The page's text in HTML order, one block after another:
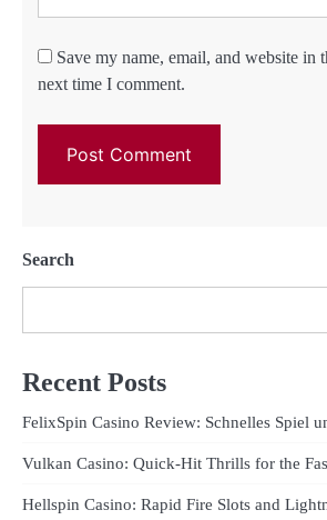
Save my name, email, and website in
next time I comment.
Search
Recent Posts
FelixSpin Casino Review: Schnelles Spiel
Vulkan Casino: Quick‑Hit Thrills for the
Hellspin Casino: Rapid Fire Slots and